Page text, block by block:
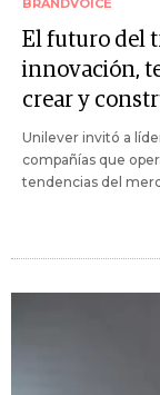
BRANDVOICE
El futuro del
innovación,
crear y
Unilever invitó a
compañías que
tendencias del